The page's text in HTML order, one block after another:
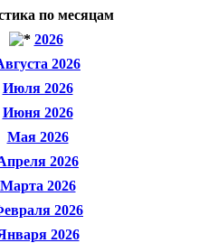
по месяцам
2026
2026
Июля 2026
Июня 2026
Мая 2026
2026
Марта 2026
2026
2026